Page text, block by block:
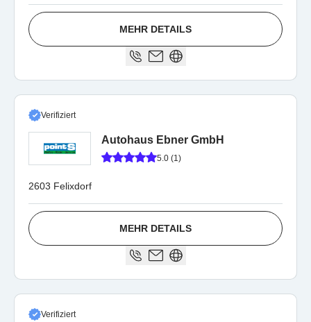
MEHR DETAILS
Verifiziert
Autohaus Ebner GmbH
5.0 (1)
2603 Felixdorf
MEHR DETAILS
Verifiziert